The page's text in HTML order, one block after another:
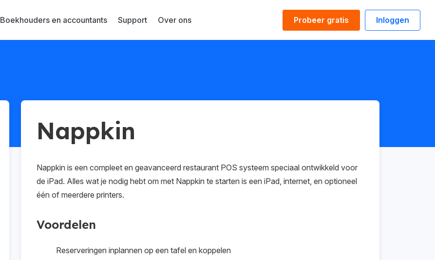
Probeer gratis Inloggen
Boekhouders en accountants Support Over ons
Nappkin
Nappkin is een compleet en geavanceerd restaurant POS systeem speciaal ontwikkeld voor
de iPad. Alles wat je nodig hebt om met Nappkin te starten is een iPad, internet, en optioneel
één of meerdere printers.
Voordelen
Reserveringen inplannen op een tafel en koppelen